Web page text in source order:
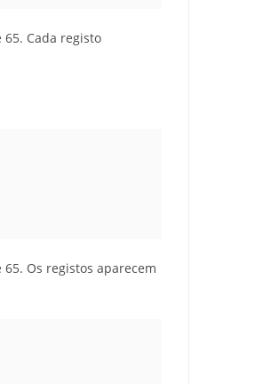
65. Cada registo
65. Os registos aparecem